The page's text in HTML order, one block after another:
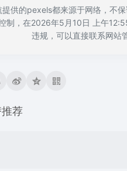
供的pexels都来源于网络，不
制，在2026年5月10日 上午
违规，可以直接联系网站
荐